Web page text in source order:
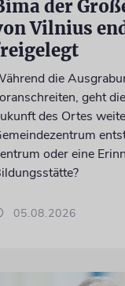
der
Vilnius
die
geht
des Ortes
oder eine
05.08.2026